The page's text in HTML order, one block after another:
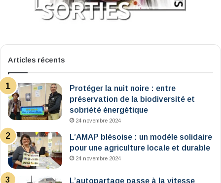
Articles récents
Protéger la nuit noire : entre
préservation de la biodiversité et
sobriété énergétique
24 novembre 2024
L’AMAP blésoise : un modèle solidaire
pour une agriculture locale et durable
24 novembre 2024
L’autopartage passe à la vitesse